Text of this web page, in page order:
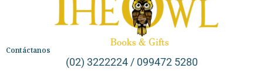
Contáctanos
(02) 3222224 / 099472 5280